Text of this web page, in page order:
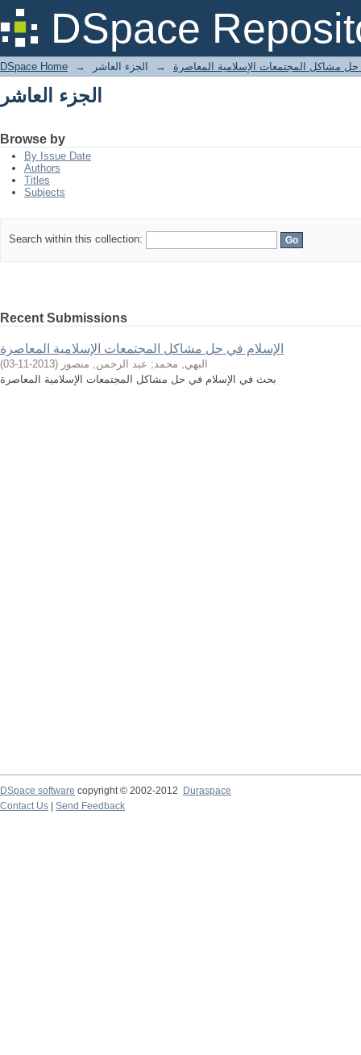
DSpace
الجزء العاشر
DSpace Home → حل مشاكل المجتمعات الإسلامية المعاصرة → الجزء العاشر
الجزء العاشر
Browse by
By Issue Date
Authors
Titles
Subjects
Search within this collection:
Recent Submissions
الإسلام في حل مشاكل المجتمعات الإسلامية المعاصرة
البهي, محمد; عبد الرحمن, منصور (
2013-11-03
)
بحث في الإسلام في حل مشاكل المجتمعات الإسلامية المعاصرة
DSpace software copyright © 2002-2012
Duraspace
Contact Us
Send Feedback